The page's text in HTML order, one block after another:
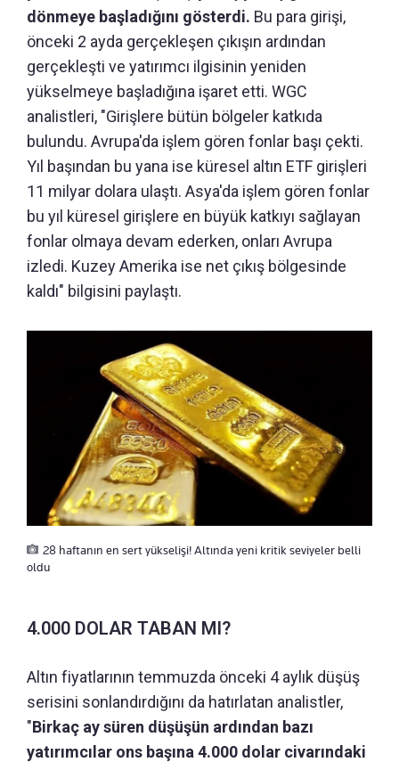
dönmeye başladığını gösterdi. Bu para girişi,
önceki 2 ayda gerçekleşen çıkışın ardından
gerçekleşti ve yatırımcı ilgisinin yeniden
yükselmeye başladığına işaret etti. WGC
analistleri, "Girişlere bütün bölgeler katkıda
bulundu. Avrupa'da işlem gören fonlar başı çekti.
Yıl başından bu yana ise küresel altın ETF girişleri
11 milyar dolara ulaştı. Asya'da işlem gören fonlar
bu yıl küresel girişlere en büyük katkıyı sağlayan
fonlar olmaya devam ederken, onları Avrupa
izledi. Kuzey Amerika ise net çıkış bölgesinde
kaldı" bilgisini paylaştı.
28 haftanın en sert yükselişi! Altında yeni kritik seviyeler belli
oldu
4.000 DOLAR TABAN MI?
Altın fiyatlarının temmuzda önceki 4 aylık düşüş
serisini sonlandırdığını da hatırlatan analistler,
"Birkaç ay süren düşüşün ardından bazı
yatırımcılar ons başına 4.000 dolar civarındaki